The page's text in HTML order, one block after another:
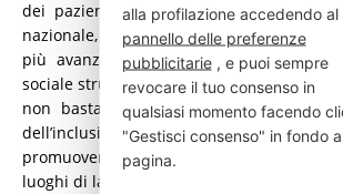
dei pazienti. Abbiamo bisogno di
nazionale, che garantiscano un
più avanzate e, al contempo, un
sociale strutturato per le famiglie. Eppure
non basta se non è accompagnata da
dell’inclusione: per questo le Istituzioni
promuovere la conoscenza scientifica
luoghi di lavoro e nello sport, perché la
alla profilazione accedendo al
pannello delle preferenze
pubblicitarie, e puoi sempre
revocare il tuo consenso in
qualsiasi momento facendo
"Gestisci consenso" in fondo
pagina.